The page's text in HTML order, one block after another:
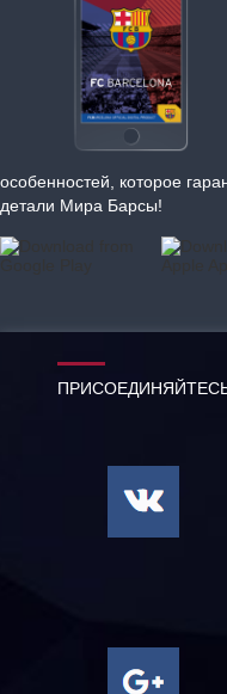
особенностей, которое
детали Мира Барсы!